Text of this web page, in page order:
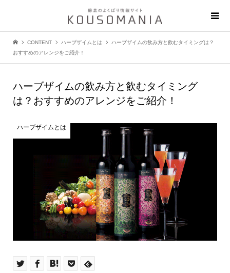
CONTENT ハーブザイムとは
ハーブザイムの飲み方と飲むタイミングは？
おすすめのアレンジをご紹介！
ハーブザイムの飲み方と飲むタイミング
は？おすすめのアレンジをご紹介！
ハーブザイムとは